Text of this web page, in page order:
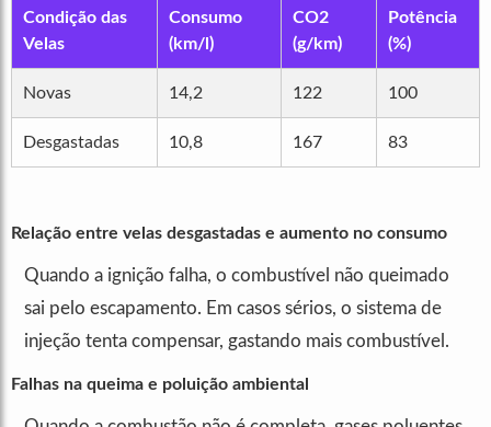
Condição das
Velas
Consumo
(km/l)
CO2
(g/km)
Potência
(%)
Novas 14,2 122 100
Desgastadas 10,8 167 83
Relação entre velas desgastadas e aumento no consumo
Quando a ignição falha, o combustível não queimado
sai pelo escapamento. Em casos sérios, o sistema de
injeção tenta compensar, gastando mais combustível.
Falhas na queima e poluição ambiental